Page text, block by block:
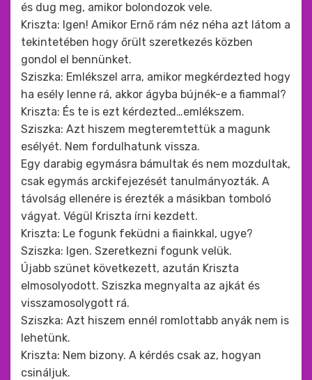
és dug meg, amikor bolondozok vele.
Kriszta: Igen! Amikor Ernő rám néz néha azt látom a
tekintetében hogy őrült szeretkezés közben
gondol el bennünket.
Sziszka: Emlékszel arra, amikor megkérdezted hogy
ha esély lenne rá, akkor ágyba bújnék-e a fiammal?
Kriszta: És te is ezt kérdezted…emlékszem.
Sziszka: Azt hiszem megteremtettük a magunk
esélyét. Nem fordulhatunk vissza.
Egy darabig egymásra bámultak és nem mozdultak,
csak egymás arckifejezését tanulmányozták. A
távolság ellenére is érezték a másikban tomboló
vágyat. Végül Kriszta írni kezdett.
Kriszta: Le fogunk feküdni a fiainkkal, ugye?
Sziszka: Igen. Szeretkezni fogunk velük.
Újabb szünet következett, azután Kriszta
elmosolyodott. Sziszka megnyalta az ajkát és
visszamosolygott rá.
Sziszka: Azt hiszem ennél romlottabb anyák nem is
lehetünk.
Kriszta: Nem bizony. A kérdés csak az, hogyan
csináljuk.